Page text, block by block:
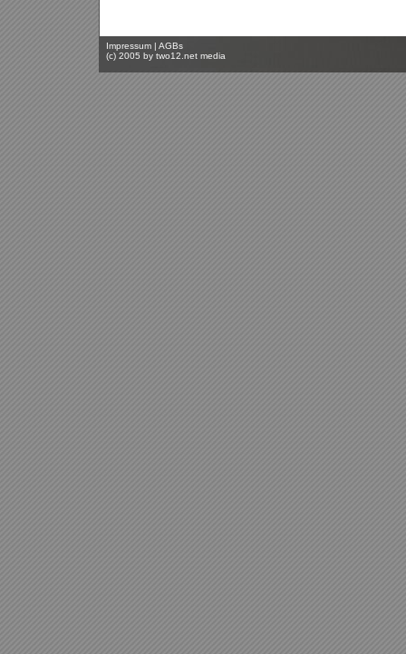
Impressum | AGBs
(c) 2005 by two12.net media